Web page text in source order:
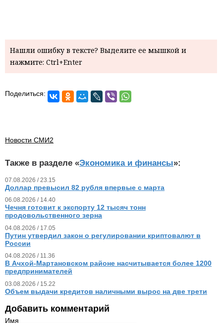
Нашли ошибку в тексте? Выделите ее мышкой и
нажмите: Ctrl+Enter
Поделиться:
Новости СМИ2
Также в разделе «Экономика и финансы»:
07.08.2026 / 23.15
Доллар превысил 82 рубля впервые с марта
06.08.2026 / 14.40
Чечня готовит к экспорту 12 тысяч тонн
продовольственного зерна
04.08.2026 / 17.05
Путин утвердил закон о регулировании криптовалют в
России
04.08.2026 / 11.36
В Ачхой-Мартановском районе насчитывается более 1200
предпринимателей
03.08.2026 / 15.22
Объем выдачи кредитов наличными вырос на две трети
Добавить комментарий
Имя